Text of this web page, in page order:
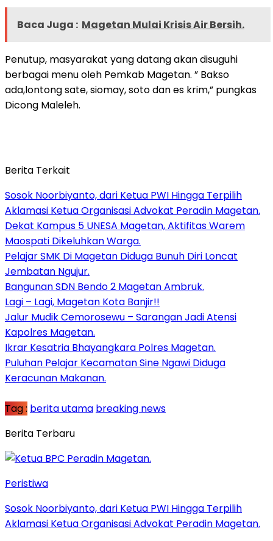
Baca Juga : Magetan Mulai Krisis Air Bersih.
Penutup, masyarakat yang datang akan disuguhi
berbagai menu oleh Pemkab Magetan. ” Bakso
ada,lontong sate, siomay, soto dan es krim,” pungkas
Dicong Maleleh.
Berita Terkait
Sosok Noorbiyanto, dari Ketua PWI Hingga Terpilih
Aklamasi Ketua Organisasi Advokat Peradin Magetan.
Dekat Kampus 5 UNESA Magetan, Aktifitas Warem
Maospati Dikeluhkan Warga.
Pelajar SMK Di Magetan Diduga Bunuh Diri Loncat
Jembatan Ngujur.
Bangunan SDN Bendo 2 Magetan Ambruk.
Lagi – Lagi, Magetan Kota Banjir!!
Jalur Mudik Cemorosewu – Sarangan Jadi Atensi
Kapolres Magetan.
Ikrar Kesatria Bhayangkara Polres Magetan.
Puluhan Pelajar Kecamatan Sine Ngawi Diduga
Keracunan Makanan.
Tag : berita utama breaking news
Berita Terbaru
Peristiwa
Sosok Noorbiyanto, dari Ketua PWI Hingga Terpilih
Aklamasi Ketua Organisasi Advokat Peradin Magetan.